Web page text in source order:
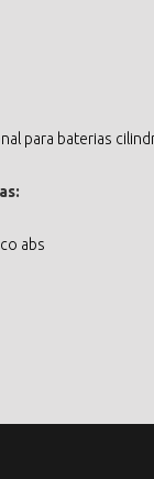
para baterias
abs